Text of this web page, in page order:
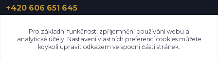
+420 606 651 645
info@elfino.cz
Pro základní funkčnost, zpříjemnění používání webu a
analytické účely. Nastavení vlastních preferencí cookies můžete
kdykoli upravit odkazem ve spodní části stránek.